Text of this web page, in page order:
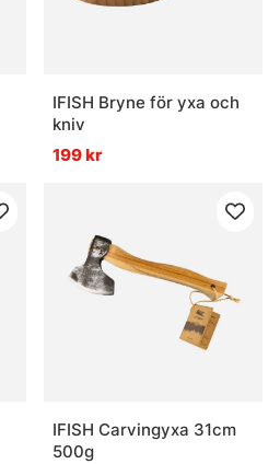
IFISH Bryne för yxa och
kniv
199 kr
IFISH Carvingyxa 31cm
500g